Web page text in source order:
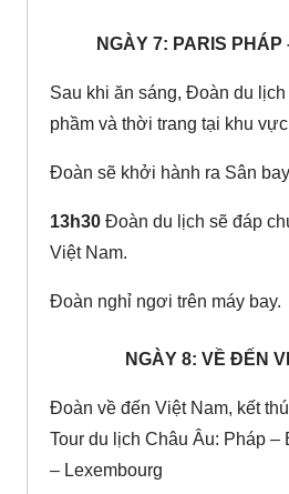
NGÀY 7: PARIS PHÁP
Sau khi ăn sáng, Đoàn du
phầm và thời trang tại khu
Đoàn sẽ khởi hành ra Sân
13h30 Đoàn du lịch sẽ đáp
Việt Nam.
Đoàn nghỉ ngơi trên máy bay.
NGÀY 8: VỀ ĐẾN
Đoàn về đến Việt Nam, kết
Tour du lịch Châu Âu: Pháp
– Lexembourg